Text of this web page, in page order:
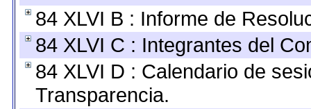
84 XLVI B : Informe de
84 XLVI C : Integrantes del
84 XLVI D : Calendario de
Transparencia.